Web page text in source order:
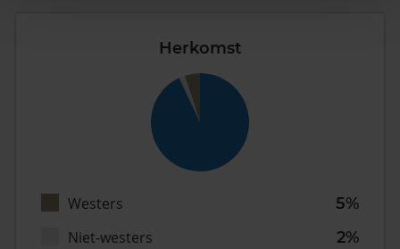
Herkomst
Westers
5%
Niet-westers
2%